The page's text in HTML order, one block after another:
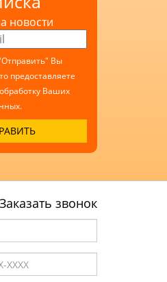
новости
Вы
предоставляете
Ваших
Заказать звонок